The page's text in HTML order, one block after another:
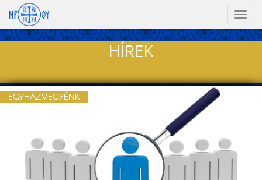
HÍREK
EGYHÁZMEGYÉNK